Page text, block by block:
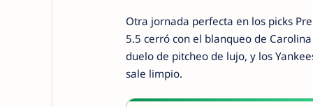
Otra jornada perfecta en los picks
5.5 cerró con el blanqueo de
duelo de pitcheo de lujo, y los
sale limpio.